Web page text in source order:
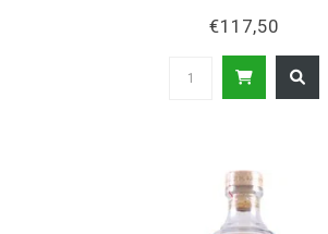
€117,50